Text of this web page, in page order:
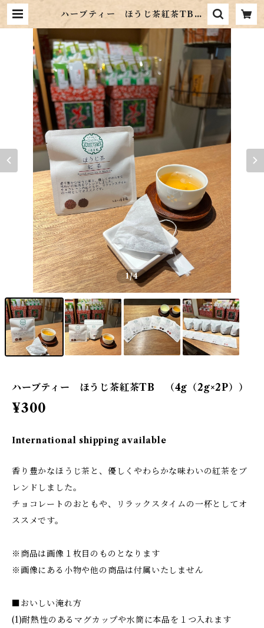
ハーブティー ほうじ茶紅茶TB
（4g（2g×2P）） | お茶の鴻雪園
1/4
ハーブティー ほうじ茶紅茶TB （4g（2g×2P））
¥300
International shipping available
香り豊かなほうじ茶と、優しくやわらかな味わいの紅茶をブ
レンドしました。
チョコレートのおともや、リラックスタイムの一杯としてオ
ススメです。
※商品は画像１枚目のものとなります
※画像にある小物や他の商品は付属いたしません
■おいしい淹れ方
(1)耐熱性のあるマグカップや水筒に本品を１つ入れます